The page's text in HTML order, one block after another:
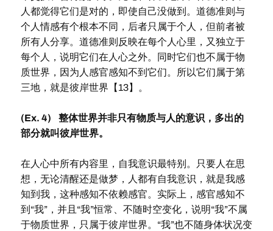
人都觉得它们是对的，即使自己没做到。道德准则与
个人情感有个根本不同，后者只属于个人，但前者被
所有人分享。道德准则反映在每个人心里，又独立于
每个人，说明它们在人心之外。同时它们也不属于物
质世界，因为人感官感知不到它们。所以它们属于第
三地，就是彼岸世界【13】。
(Ex. 4) 整体世界并非只有物质与人的意识，多出的
部分就叫彼岸世界。
在人心中所有内容里，自我意识最特别。只要人在思
想，无论清醒还是做梦，人都有自我意识，就是我感
知到我，这种感知不依赖感官。实际上，感官感知不
到“我”，并且“我”恒常、不随时空变化，说明“我”不属
于物质世界，只属于彼岸世界。“我”也不随身体状况变